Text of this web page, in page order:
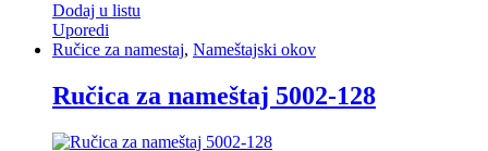
Dodaj u listu
Uporedi
Ručice za namestaj, Nameštajski okov
Ručica za nameštaj 5002-128